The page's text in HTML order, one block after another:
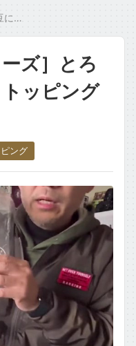
！
ズ］とろ
ッピング
ング